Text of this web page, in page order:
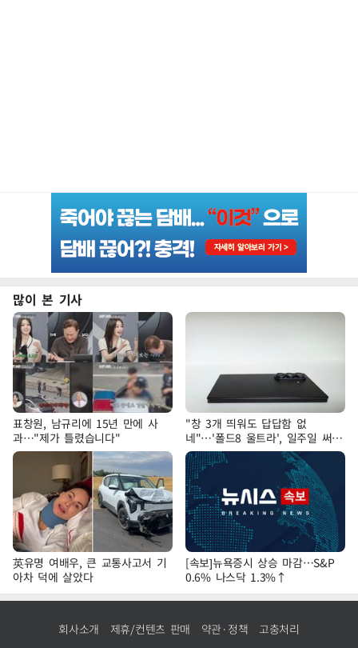
많이 본 기사
표창원, 남규리에 15년 만에 사
과…"제가 틀렸습니다"
"창 3개 띄워도 답답함 없
네"…'폴드8 울트라', 일주일 써보
니
英유명 여배우, 큰 교통사고서 기
아차 덕에 살았다
[속보]뉴욕증시 상승 마감…S&P
0.6% 나스닥 1.3%↑
회사소개 제휴/컨텐츠 판매 약관·정책 고충처리